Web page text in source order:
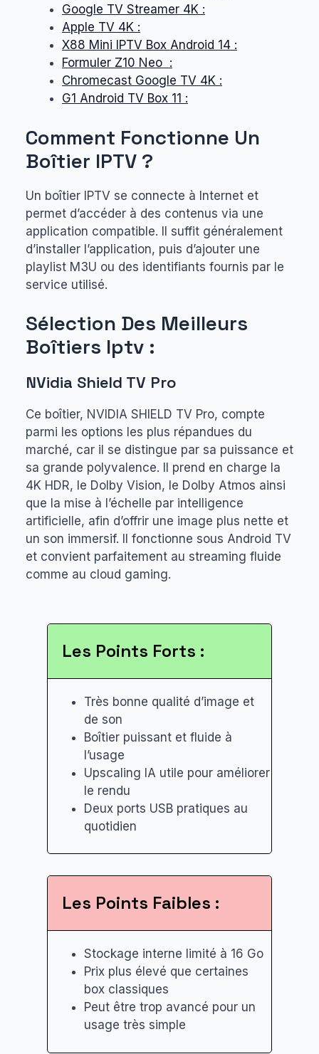
Google TV Streamer 4K :
Apple TV 4K :
X88 Mini IPTV Box Android 14 :
Formuler Z10 Neo :
Chromecast Google TV 4K :
G1 Android TV Box 11 :
Comment Fonctionne Un
Boîtier IPTV ?
Un boîtier IPTV se connecte à Internet et
permet d’accéder à des contenus via une
application compatible. Il suffit généralement
d’installer l’application, puis d’ajouter une
playlist M3U ou des identifiants fournis par le
service utilisé.
Sélection Des Meilleurs
Boîtiers Iptv :
NVidia Shield TV Pro
Ce boîtier, NVIDIA SHIELD TV Pro, compte
parmi les options les plus répandues du
marché, car il se distingue par sa puissance et
sa grande polyvalence. Il prend en charge la
4K HDR, le Dolby Vision, le Dolby Atmos ainsi
que la mise à l’échelle par intelligence
artificielle, afin d’offrir une image plus nette et
un son immersif. Il fonctionne sous Android TV
et convient parfaitement au streaming fluide
comme au cloud gaming.
Les Points Forts :
Très bonne qualité d’image et
de son
Boîtier puissant et fluide à
l’usage
Upscaling IA utile pour améliorer
le rendu
Deux ports USB pratiques au
quotidien
Les Points Faibles :
Stockage interne limité à 16 Go
Prix plus élevé que certaines
box classiques
Peut être trop avancé pour un
usage très simple